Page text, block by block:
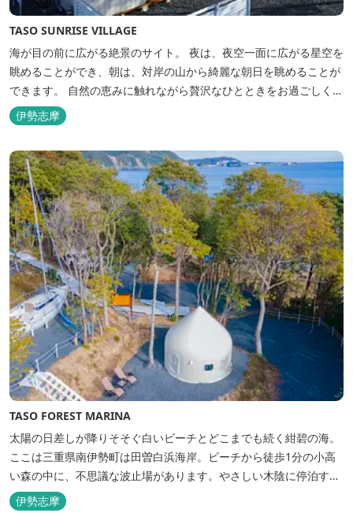
TASO SUNRISE VILLAGE
海が目の前に広がる絶景のサイト。 夜は、夜空一面に広がる星空を
眺めることができ、朝は、対岸の山から綺麗な朝日を眺めることが
できます。 自然の恵みに触れながら贅沢なひとときをお過ごしくだ
さい。 ウッドテラスでのバーベキューを楽しむこともでき、BBQ
初心者でも安心のガスBBQ台をご用意しております。 また、海岸
を散策しながら海風を感じるのもよし、インスタントハウス内でリ
ラックスする...
伊勢志摩
TASO FOREST MARINA
太陽の日差しが降りそそぐ白いビーチとどこまでも続く紺碧の海。
ここは三重県南伊勢町は田曽白浜海岸。ビーチから徒歩1分の小高
い森の中に、不思議な波止場があります。やさしい木陰に停泊する
のは3艇のヨット。日本初の森のマリーナです。 航海の気分高まる
インテリアは見た目からは想像できないほど広く、くつろぎの空
伊勢志摩